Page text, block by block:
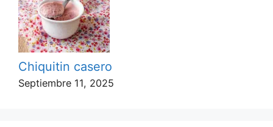
Chiquitin casero
Septiembre 11, 2025